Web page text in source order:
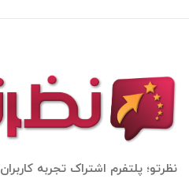
نظرتو؛ پلتفرم اشتراک تجربه کاربران